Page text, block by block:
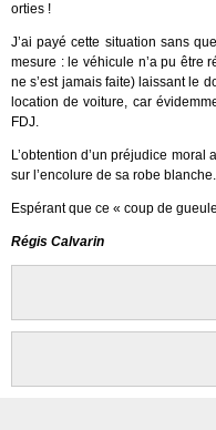
orties !
J’ai payé cette situation sans
mesure : le véhicule n’a pu être
ne s’est jamais faite) laissant le
location de voiture, car
FDJ.
L’obtention d’un préjudice
sur l’encolure de sa robe blanche.
Espérant que ce « coup de
Régis Calvarin